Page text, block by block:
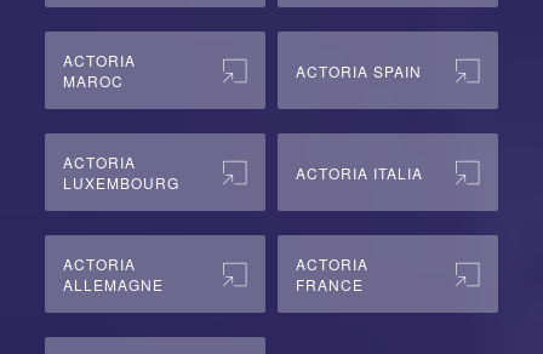
ACTORIA
MAROC
ACTORIA SPAIN
ACTORIA
LUXEMBOURG
ACTORIA ITALIA
ACTORIA
ALLEMAGNE
ACTORIA
FRANCE